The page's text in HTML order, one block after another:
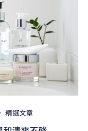
精選文章